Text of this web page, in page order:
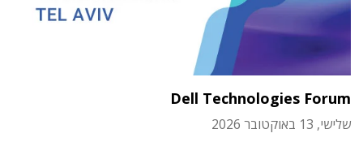
Dell Technologies Forum
שלישי, 13 באוקטובר 2026